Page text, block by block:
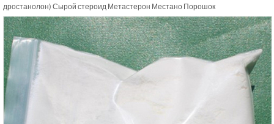
дростанолон) Сырой стероид Метастерон Местано Порошок